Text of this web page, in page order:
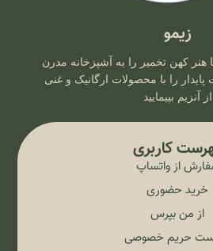
زیمو
کهن تخمیر را به آشپزخانه مدرن
را با محصولات ارگانیک و غنی
از آنزیم بپیمایید
کاربری
از واتساپ
خرید حضوری
از من بپرس
حریم خصوصی